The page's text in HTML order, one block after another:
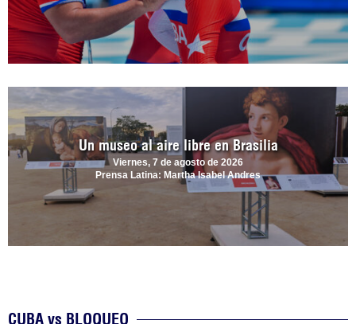
Un museo al aire libre en Brasilia
Viernes, 7 de agosto de 2026
Prensa Latina: Martha Isabel Andres
CUBA vs BLOQUEO